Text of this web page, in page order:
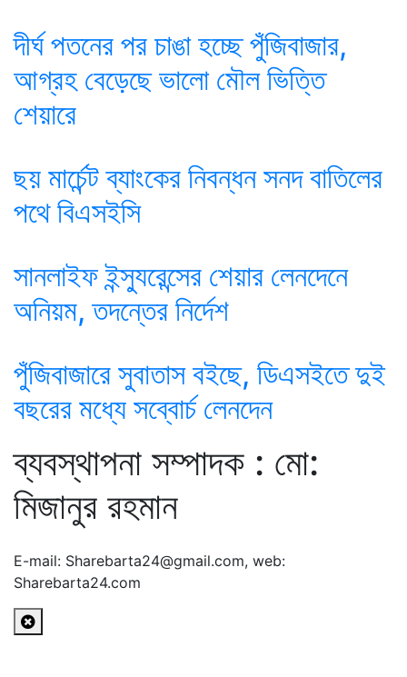
দীর্ঘ পতনের পর চাঙা হচ্ছে পুঁজিবাজার,
আগ্রহ বেড়েছে ভালো মৌল ভিত্তি
শেয়ারে
ছয় মার্চেন্ট ব্যাংকের নিবন্ধন সনদ বাতিলের
পথে বিএসইসি
সানলাইফ ইন্স্যুরেন্সের শেয়ার লেনদেনে
অনিয়ম, তদন্তের নির্দেশ
পুঁজিবাজারে সুবাতাস বইছে, ডিএসইতে দুই
বছরের মধ্যে সব্বোর্চ লেনদেন
ব্যবস্থাপনা সম্পাদক : মো:
মিজানুর রহমান
E-mail: Sharebarta24@gmail.com, web:
Sharebarta24.com